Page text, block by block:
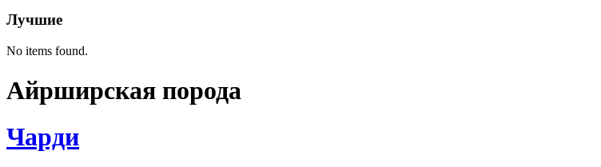
Лучшие
No items found.
Айрширская порода
Чарди